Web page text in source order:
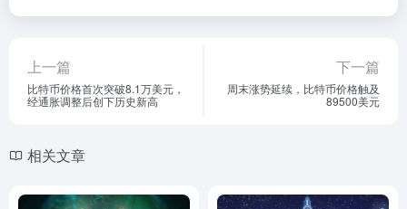
上一篇
比特币价格首次突破8.1万美元，
经通胀调整后创下历史新高
下一篇
周末涨势延续，比特币价格触及
89500美元
相关文章